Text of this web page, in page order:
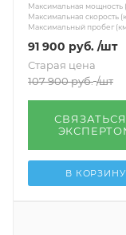
Максимальная мощность
Максимальная скорость
Максимальный пробег
91 900 руб. /шт
Старая цена
107 900руб. /шт
В КОРЗИНУ